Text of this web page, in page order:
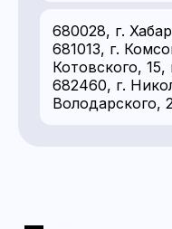
680028, г.
681013, г.
Котовского, 15,
682460, г.
Володарского,